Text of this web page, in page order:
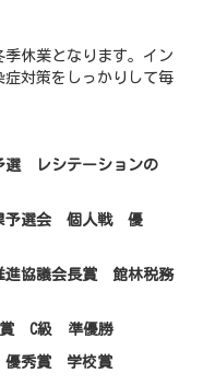
休業となります。イン
対策をしっかりして毎
選 レシテーションの
県予選会 個人戦 優
進協議会長賞 館林税務
賞 C級 準優勝
優秀賞 学校賞